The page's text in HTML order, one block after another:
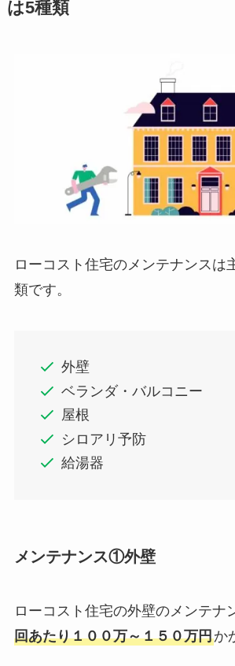
は5種類
ローコスト住宅のメンテナンスは
類です。
外壁
ベランダ・バルコニー
屋根
シロアリ予防
給湯器
メンテナンス①外壁
ローコスト住宅の外壁のメンテナ
回あたり１００万～１５０万円か